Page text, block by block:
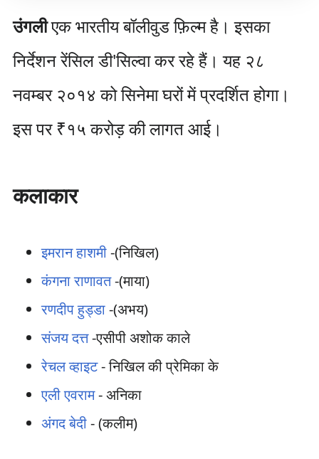
उंगलीएक भारतीय बॉलीवुड फ़िल्म है। इसका
निर्देशन रेंसिल डी'सिल्वा कर रहे हैं। यह २८
नवम्बर २०१४ को सिनेमा घरों में प्रदर्शित होगा।
इस पर ₹१५ करोड़ की लागत आई।
कलाकार
इमरान हाशमी-(निखिल)
कंगना राणावत-(माया)
रणदीप हुड्डा-(अभय)
संजय दत्त-एसीपी अशोक काले
रेचल व्हाइट- निखिल की प्रेमिका के
एली एवराम- अनिका
अंगद बेदी- (कलीम)